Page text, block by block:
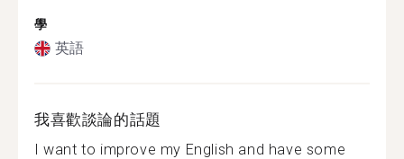
學
英語
我喜歡談論的話題
I want to improve my English and have some